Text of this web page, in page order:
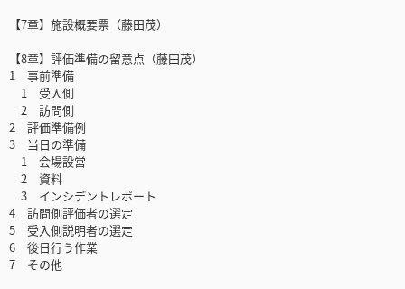
【7章】施設概要票（藤田茂）
【8章】評価準備の留意点（藤田茂）
1 事前準備
1 受入側
2 訪問側
2 評価準備例
3 当日の準備
1 会場設営
2 資料
3 インシデントレポート
4 訪問側評価者の選定
5 受入側説明者の選定
6 後日行う作業
7 その他